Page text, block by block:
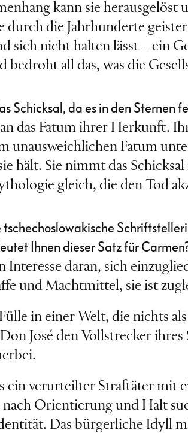
kann sie herausgelöst
durch die Jahrhunderte
sich nicht halten lässt – ein
bedroht all das, was die
Schicksal, da es in den Sternen
das Fatum ihrer Herkunft.
unausweichlichen Fatum
hält. Sie nimmt das
gleich, die den Tod
tschechoslowakische
Ihnen dieser Satz für
daran, sich
und Machtmittel, sie ist
in einer Welt, die nichts
José den Vollstrecker
ein verurteilter Straftäter mit
Orientierung und Halt
Das bürgerliche Idyll